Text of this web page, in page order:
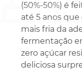
(50%-50%) é
até 5 anos
mais fria da
fermentação
zero açúcar
deliciosa